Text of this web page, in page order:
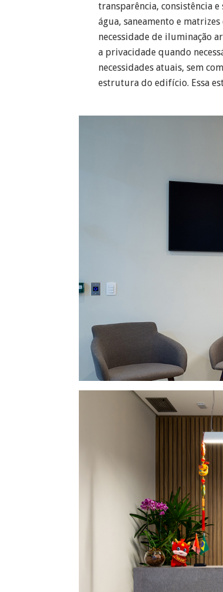
transparência, consistência
água, saneamento e
necessidade de iluminação
a privacidade quando
necessidades atuais, sem
estrutura do edifício. Essa